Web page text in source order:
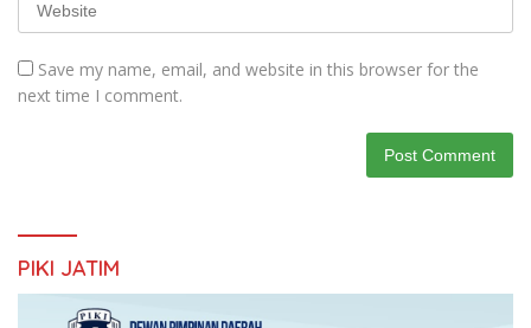
Save my name, email, and website in this browser for the
next time I comment.
PIKI JATIM